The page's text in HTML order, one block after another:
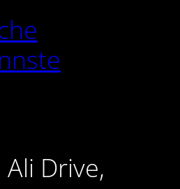
Drive,